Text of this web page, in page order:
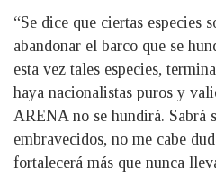
“Se dice que ciertas especies
abandonar el barco que se
esta vez tales especies,
haya nacionalistas puros y
ARENA no se hundirá. Sabrá
embravecidos, no me cabe
fortalecerá más que nunca